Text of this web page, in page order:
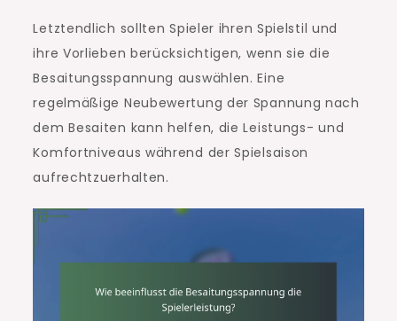
Letztendlich sollten Spieler ihren Spielstil und
ihre Vorlieben berücksichtigen, wenn sie die
Besaitungsspannung auswählen. Eine
regelmäßige Neubewertung der Spannung nach
dem Besaiten kann helfen, die Leistungs- und
Komfortniveaus während der Spielsaison
aufrechtzuerhalten.